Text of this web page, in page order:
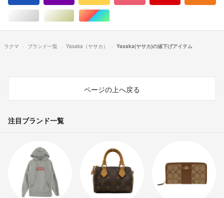
シルバー/銀色系ゴールド/金色系マルチカラー
ラクマ ブランド一覧 Yasaka（ヤサカ） Yasaka(ヤサカ)の値下げアイテム
ページの上へ戻る
注目ブランド一覧